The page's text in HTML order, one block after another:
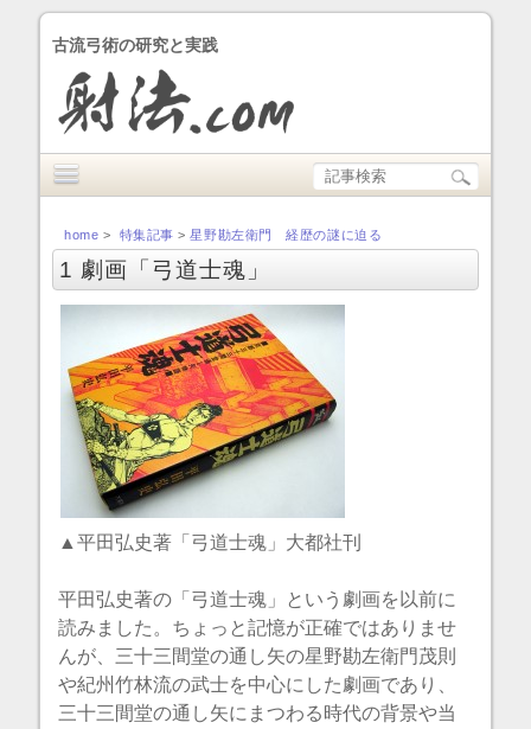
古流弓術の研究と実践
home > 特集記事 >星野勘左衛門 経歴の謎に迫る
1 劇画「弓道士魂」
▲平田弘史著「弓道士魂」大都社刊
平田弘史著の「弓道士魂」という劇画を以前に
読みました。ちょっと記憶が正確ではありませ
んが、三十三間堂の通し矢の星野勘左衛門茂則
や紀州竹林流の武士を中心にした劇画であり、
三十三間堂の通し矢にまつわる時代の背景や当